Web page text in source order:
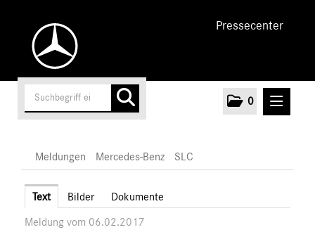
Pressecenter
0
Unternehmen
Cars
Meldungen Mercedes-Benz SLC
Text Bilder Dokumente
Meldung vom 06.02.2017